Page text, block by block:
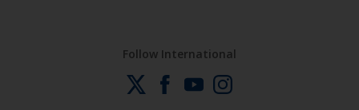
Follow International